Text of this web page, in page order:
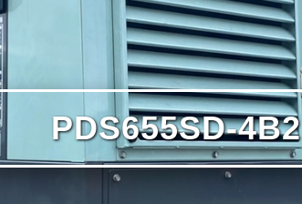
PDS655SD-4B2